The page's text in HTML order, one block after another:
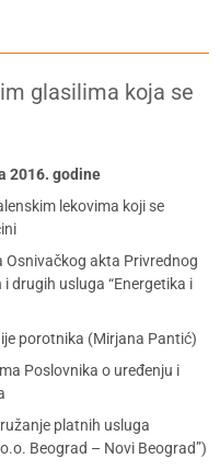
glasilima koja se
2016. godine
lekovima koji se
Osnivačkog akta Privrednog
drugih usluga “Energetika i
porotnika (Mirjana Pantić)
Poslovnika o uređenju i
platnih usluga
Beograd – Novi Beograd”)